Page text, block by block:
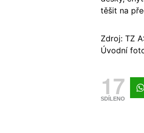
těšit na
Zdroj: TZ
Úvodní
17
SDÍLENO